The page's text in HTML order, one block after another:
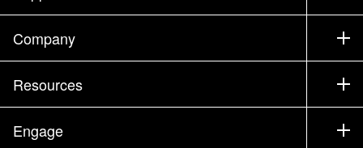
必须采用 智能数据基础架构、 但AI 对于企业内部
看 我的一位优秀同事Emma Reeve. Emma是一名
的创意专家。 她是NetApp的内容副总裁 、是我
心见到你。 很高兴见到您、Matt、 或者至少看到
Contact Sales
Find a Partner
Executive Briefing
Products A-Z
Support
Training
Documentation
Company
Company
Partners
Careers
Resources
Newsroom
Engage